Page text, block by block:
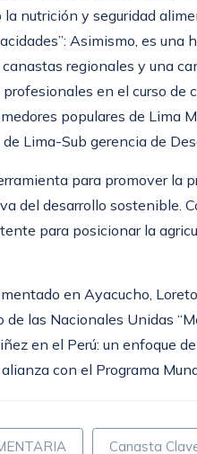
nutrición y seguridad
Asimismo, es una
regionales y una
en el curso de
populares de Lima
Lima-Sub gerencia de
para promover la
del desarrollo sostenible.
para posicionar la
en Ayacucho,
de las Nacionales Unidas
en el Perú: un enfoque
con el Programa
Canasta